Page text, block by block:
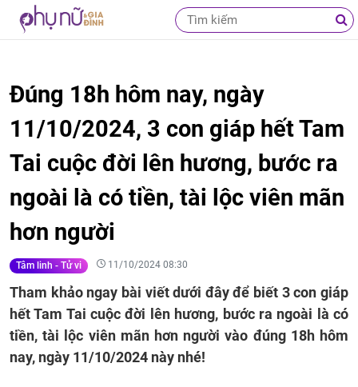
Đúng 18h hôm nay, ngày
11/10/2024, 3 con giáp hết Tam
Tai cuộc đời lên hương, bước ra
ngoài là có tiền, tài lộc viên mãn
hơn người
Tâm linh - Tử vi 11/10/2024 08:30
Tham khảo ngay bài viết dưới đây để biết 3 con giáp
hết Tam Tai cuộc đời lên hương, bước ra ngoài là có
tiền, tài lộc viên mãn hơn người vào đúng 18h hôm
nay, ngày 11/10/2024 này nhé!